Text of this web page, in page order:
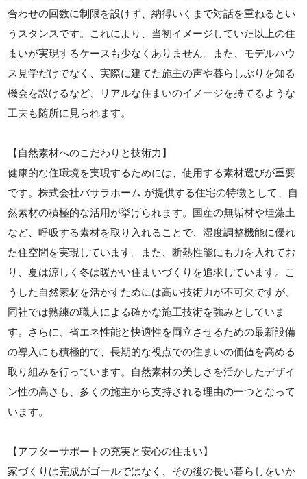
合わせの回数に制限を設けず、納得いくまで対話を重ねるとい
うスタンスです。これにより、当初イメージしていた以上の住
まいが実現するケースも少なくありません。また、モデルハウ
ス見学だけでなく、実際に建てた施主の声や暮らしぶりを知る
機会を設けるなど、リアルな住まいのイメージを持てるような
工夫も随所に見られます。
【自然素材へのこだわりと技術力】
健康的な住環境を実現するためには、使用する素材選びが重要
です。株式会社バサラホーム が提供する住宅の特徴として、自
然素材の積極的な活用が挙げられます。国産の無垢材や珪藻土
など、呼吸する素材を取り入れることで、湿度調整機能に優れ
た住空間を実現しています。また、断熱性能にも力を入れてお
り、夏は涼しく冬は暖かい住まいづくりを追求しています。こ
うした自然素材を活かすためには高い技術力が不可欠ですが、
同社では熟練の職人による確かな施工技術を強みとしていま
す。さらに、省エネ性能と快適性を両立させるための最新設備
の導入にも積極的で、長期的な視点での住まいの価値を高める
取り組みを行っています。自然素材の美しさを活かしたデザイ
ン性の高さも、多くの施主から支持される理由の一つとなって
います。
【アフターサポートの充実と安心の住まい】
家づくりは完成がゴールではなく、その後の長い暮らしをいか